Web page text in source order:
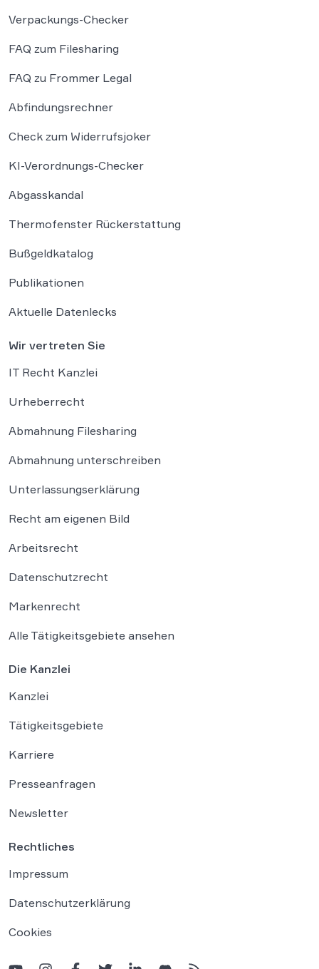
Verpackungs-Checker
FAQ zum Filesharing
FAQ zu Frommer Legal
Abfindungsrechner
Check zum Widerrufsjoker
KI-Verordnungs-Checker
Abgasskandal
Thermofenster Rückerstattung
Bußgeldkatalog
Publikationen
Aktuelle Datenlecks
Wir vertreten Sie
IT Recht Kanzlei
Urheberrecht
Abmahnung Filesharing
Abmahnung unterschreiben
Unterlassungserklärung
Recht am eigenen Bild
Arbeitsrecht
Datenschutzrecht
Markenrecht
Alle Tätigkeitsgebiete ansehen
Die Kanzlei
Kanzlei
Tätigkeitsgebiete
Karriere
Presseanfragen
Newsletter
Rechtliches
Impressum
Datenschutzerklärung
Cookies